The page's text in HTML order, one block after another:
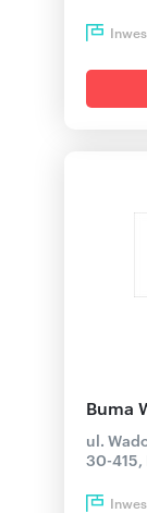
Buma
ul.
30-415,